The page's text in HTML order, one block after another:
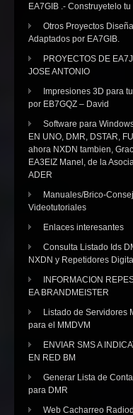
EA7GIB .- Construyetelo
Otros Proyectos
Adaptados por EA7GIB.
PROYECTOS DE
JOSE ANTONIO
Impresiones 3D para
por EB7GQZ – David
Software para
EN UNO, DMR, DSTAR,
ahora NXDN tambien,
EA3EIZ Manel, de la
ADER
Manuales/Brico-
Videotutoriales
Enlaces interesantes
Consulta Listado Ids
NXDN y Repetidores
INFORMACION
EA BRANDMEISTER
Listado de Servidores
para el MMDVM
ENVIAR SMS A
EN RED BM
Generar Lista de
para DMR
Web Cacharreo